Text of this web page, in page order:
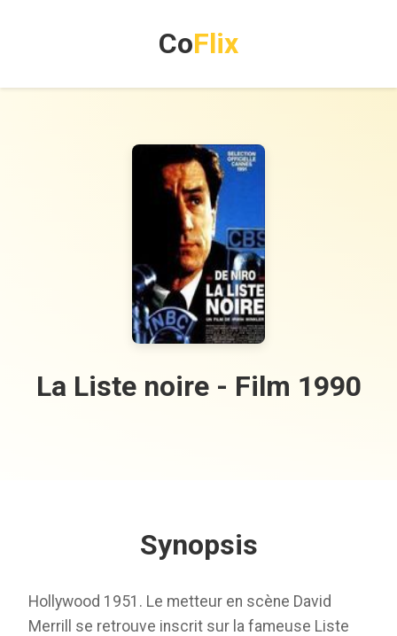
CoFlix
La Liste noire - Film 1990
Synopsis
Hollywood 1951. Le metteur en scène David
Merrill se retrouve inscrit sur la fameuse Liste